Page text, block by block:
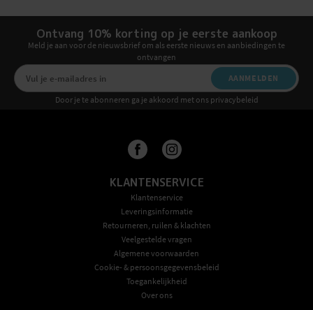
Ontvang 10% korting op je eerste aankoop
Meld je aan voor de nieuwsbrief om als eerste nieuws en aanbiedingen te
ontvangen
AANMELDEN
Door je te abonneren ga je akkoord met ons privacybeleid
KLANTENSERVICE
Klantenservice
Leveringsinformatie
Retourneren, ruilen & klachten
Veelgestelde vragen
Algemene voorwaarden
Cookie- & persoonsgegevensbeleid
Toegankelijkheid
Over ons